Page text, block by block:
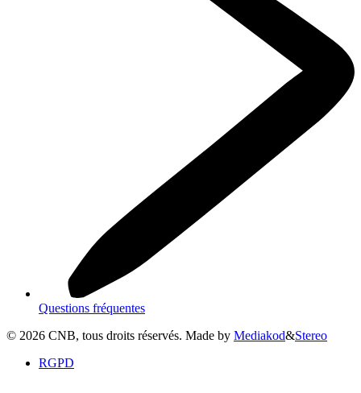
Questions fréquentes
© 2026 CNB, tous droits réservés. Made by Mediakod&Stereo
RGPD